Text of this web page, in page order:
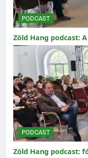
PODCAST
Zöld Hang podcast:
PODCAST
Zöld Hang podcast: